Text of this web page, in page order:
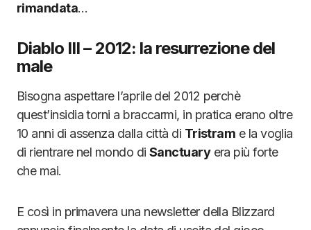
rimandata…
Diablo III – 2012: la resurrezione del
male
Bisogna aspettare l’aprile del 2012 perchè
quest’insidia torni a braccarmi, in pratica erano oltre
10 anni di assenza dalla città di Tristram e la voglia
di rientrare nel mondo di Sanctuaryera più forte
che mai.
E così in primavera una newsletter della Blizzard